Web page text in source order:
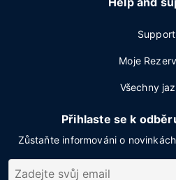
Support
Moje
Všechny
Přihlaste se k
Zůstaňte informováni o